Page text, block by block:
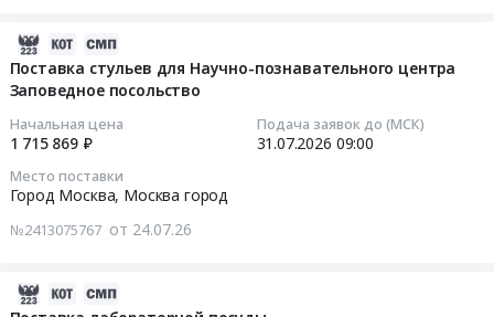
Поставка стульев для Научно-познавательного центра
Заповедное посольство
Начальная цена
1 715 869 ₽
Подача заявок до (МСК)
31.07.2026 09:00
Место поставки
Город Москва, Москва город
№2413075767 от 24.07.26